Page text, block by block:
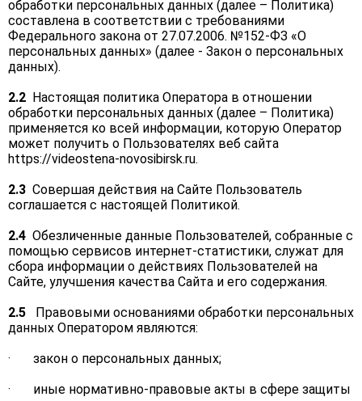
обработки персональных данных (далее – Политика)
составлена в соответствии с требованиями
Федерального закона от 27.07.2006. №152-ФЗ «О
персональных данных» (далее - Закон о персональных
данных).
2.2 Настоящая политика Оператора в отношении
обработки персональных данных (далее – Политика)
применяется ко всей информации, которую Оператор
может получить о Пользователях веб сайта
https://videostena-novosibirsk.ru.
2.3 Совершая действия на Сайте Пользователь
соглашается с настоящей Политикой.
2.4 Обезличенные данные Пользователей, собранные с
помощью сервисов интернет-статистики, служат для
сбора информации о действиях Пользователей на
Сайте, улучшения качества Сайта и его содержания.
2.5 Правовыми основаниями обработки персональных
данных Оператором являются:
· закон о персональных данных;
· иные нормативно-правовые акты в сфере защиты